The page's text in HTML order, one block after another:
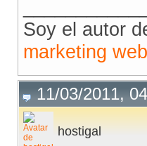
Soy el autor
marketing web
11/03/2011,
hostigal